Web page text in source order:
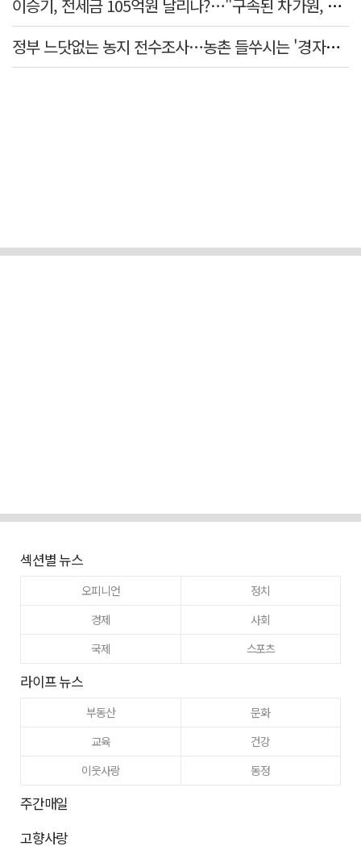
이승기, 전세금 105억원 날리나?…"구속된 차가원, 형사 범죄 영역"
정부 느닷없는 농지 전수조사…농촌 들쑤시는 '경자유전'의 칼날
섹션별 뉴스
오피니언
정치
경제
사회
국제
스포츠
라이프 뉴스
부동산
문화
교육
건강
이웃사랑
동정
주간매일
고향사랑